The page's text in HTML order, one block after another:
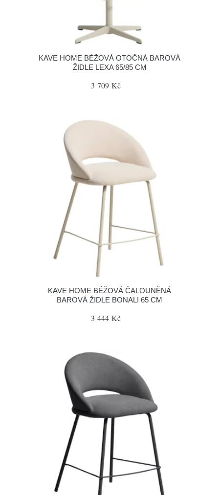
KAVE HOME BÉŽOVÁ OTOČNÁ BAROVÁ
ŽIDLE LEXA 65/85 CM
3 709 Kč
KAVE HOME BÉŽOVÁ ČALOUNĚNÁ
BAROVÁ ŽIDLE BONALI 65 CM
3 444 Kč